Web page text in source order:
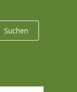
Suchen